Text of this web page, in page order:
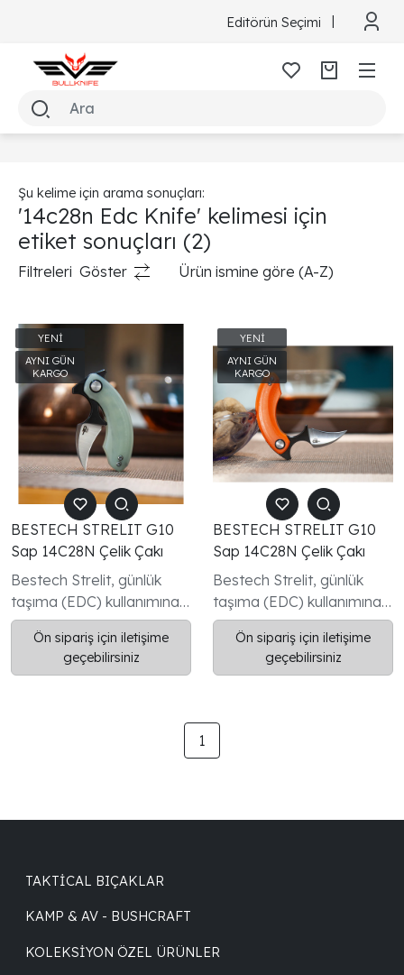
Editörün Seçimi
Şu kelime için arama sonuçları:
'14c28n Edc Knife' kelimesi için
etiket sonuçları (2)
Filtreleri Göster Ürün ismine göre (A-Z)
BESTECH STRELIT G10
Sap 14C28N Çelik Çakı
Bestech Strelit, günlük
taşıma (EDC) kullanımına
yönelik tasarlanmış,
fonksiyonellik ve
dayanıklılığı bir araya
Ön sipariş için iletişime
geçebilirsiniz
BESTECH STRELIT G10
Sap 14C28N Çelik Çakı
Bestech Strelit, günlük
taşıma (EDC) kullanımına
yönelik tasarlanmış,
fonksiyonellik ve
dayanıklılığı bir araya
Ön sipariş için iletişime
geçebilirsiniz
1
TAKTICAL BIÇAKLAR
KAMP & AV - BUSHCRAFT
KOLEKSIYON ÖZEL ÜRÜNLER